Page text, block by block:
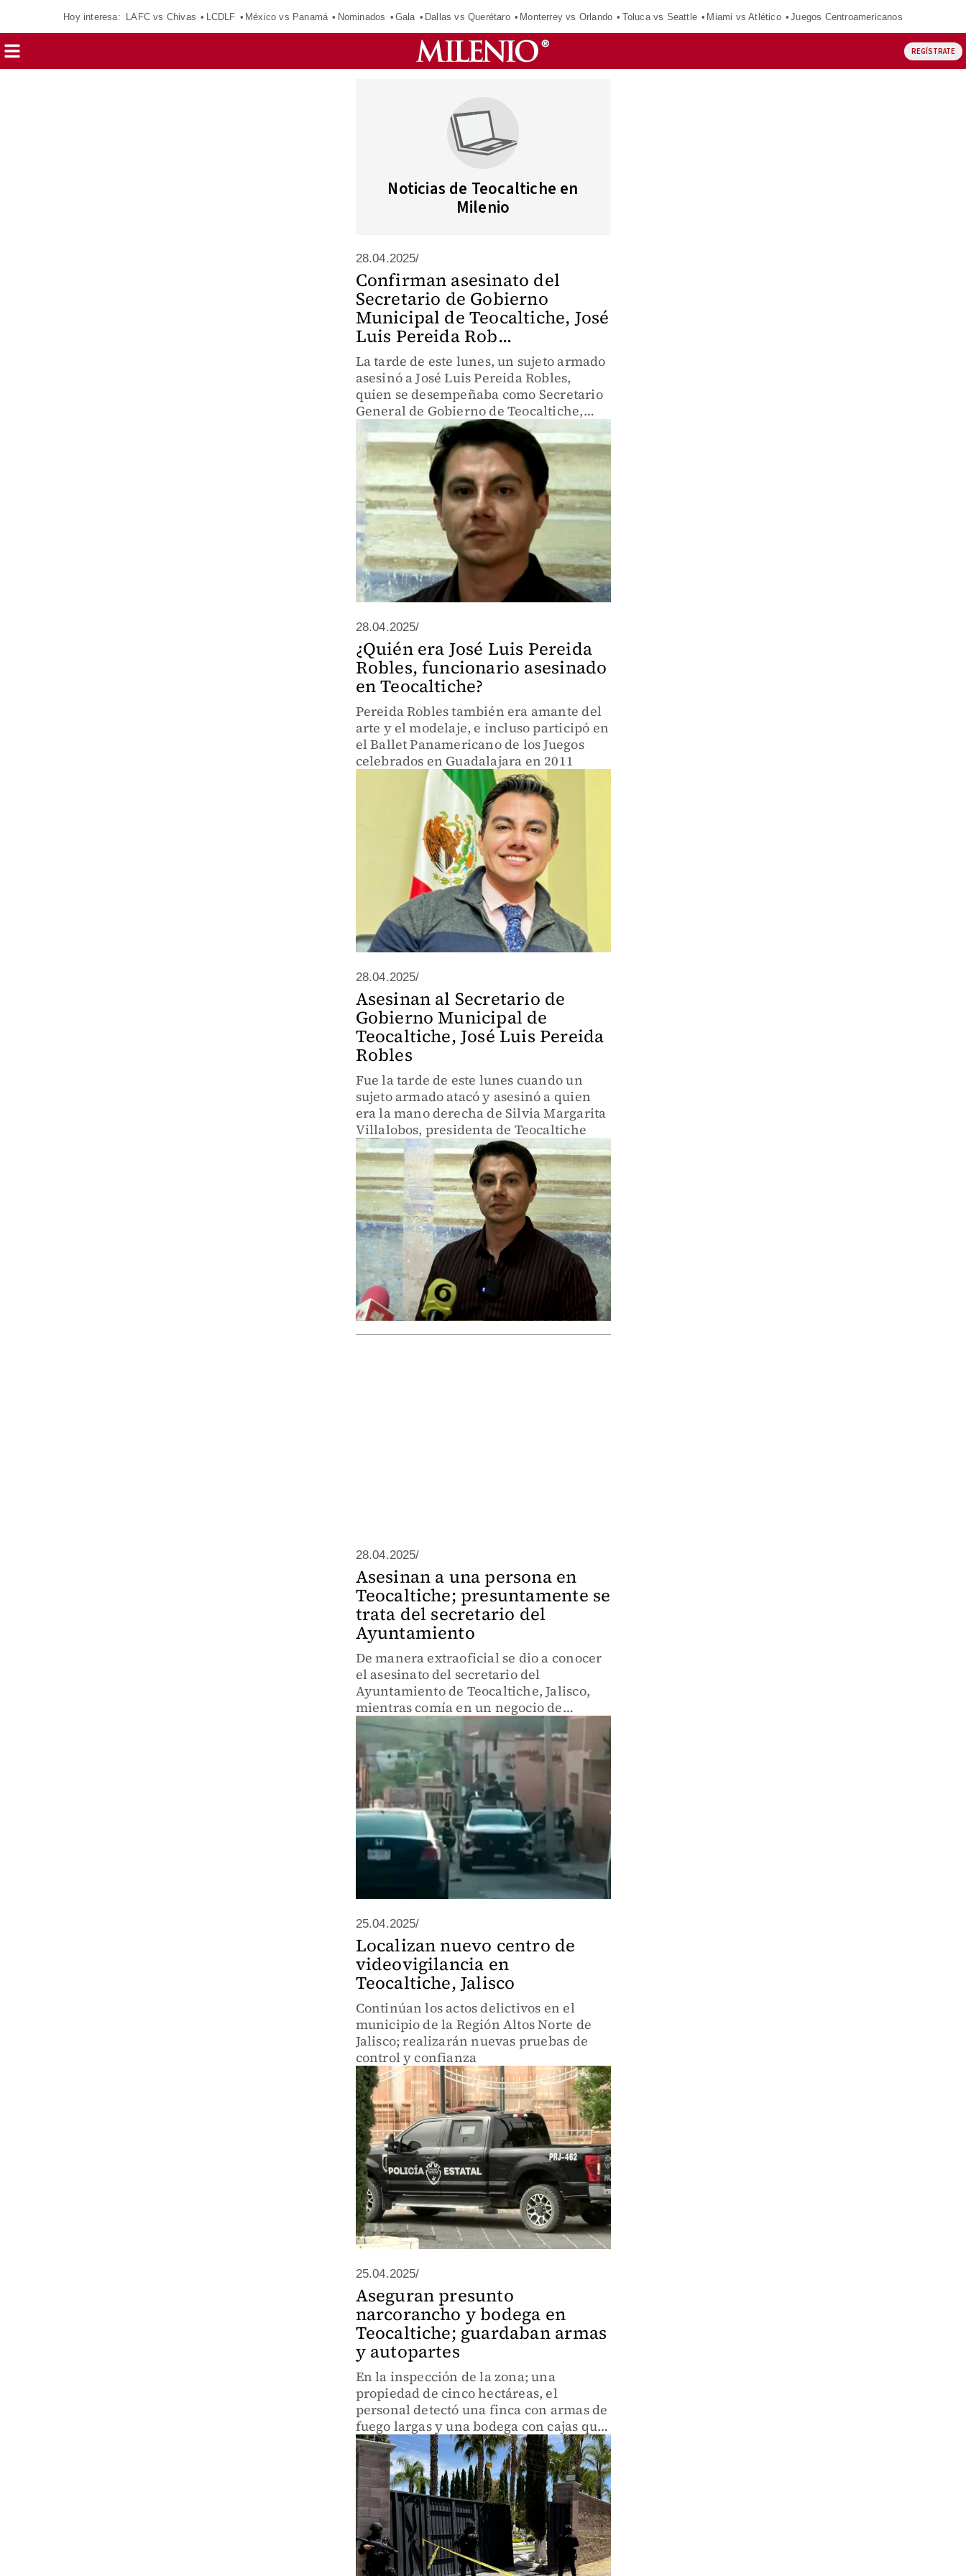
Hoy interesa: LAFC vs Chivas LCDLF México vs Panamá Nominados Gala Dallas vs Querétaro Monterrey vs Orlando Toluca vs Seattle Miami vs Atlético Juegos Centroamericanos
REGÍSTRATE
Noticias de Teocaltiche en
Milenio
28.04.2025/
Confirman asesinato del
Secretario de Gobierno
Municipal de Teocaltiche, José
Luis Pereida Rob...
La tarde de este lunes, un sujeto armado
asesinó a José Luis Pereida Robles,
quien se desempeñaba como Secretario
General de Gobierno de Teocaltiche,
Jalisco. Laura Haro Ramírez, presidenta
del PRI en el estado, habla del tema.
28.04.2025/
¿Quién era José Luis Pereida
Robles, funcionario asesinado
en Teocaltiche?
Pereida Robles también era amante del
arte y el modelaje, e incluso participó en
el Ballet Panamericano de los Juegos
celebrados en Guadalajara en 2011
28.04.2025/
Asesinan al Secretario de
Gobierno Municipal de
Teocaltiche, José Luis Pereida
Robles
Fue la tarde de este lunes cuando un
sujeto armado atacó y asesinó a quien
era la mano derecha de Silvia Margarita
Villalobos, presidenta de Teocaltiche
28.04.2025/
Asesinan a una persona en
Teocaltiche; presuntamente se
trata del secretario del
Ayuntamiento
De manera extraoficial se dio a conocer
el asesinato del secretario del
Ayuntamiento de Teocaltiche, Jalisco,
mientras comía en un negocio de
mariscos.
25.04.2025/
Localizan nuevo centro de
videovigilancia en
Teocaltiche, Jalisco
Continúan los actos delictivos en el
municipio de la Región Altos Norte de
Jalisco; realizarán nuevas pruebas de
control y confianza
25.04.2025/
Aseguran presunto
narcorancho y bodega en
Teocaltiche; guardaban armas
y autopartes
En la inspección de la zona; una
propiedad de cinco hectáreas, el
personal detectó una finca con armas de
fuego largas y una bodega con cajas que
contenían aparentes autopartes.